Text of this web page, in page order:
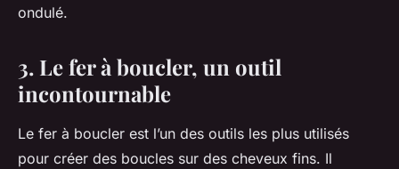
ondulé.
3. Le fer à boucler, un outil
incontournable
Le fer à boucler est l’un des outils les plus utilisés
pour créer des boucles sur des cheveux fins. Il